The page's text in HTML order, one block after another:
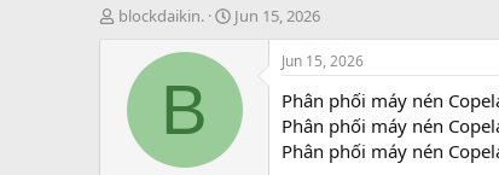
T
blockdaikin.
S
r
d
a
Jun 15, 2026
B
Jun 15, 2026
Phân phối máy nén
Phân phối máy nén
Phân phối máy nén